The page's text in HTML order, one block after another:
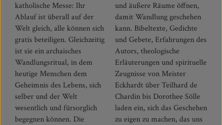
katholische Messe: Ihr
Ablauf ist überall auf der
Welt gleich, alle können sich
gratis beteiligen. Gleichzeitig
ist sie ein archaisches
Wandlungsritual, in dem
heutige Menschen dem
Geheimnis des Lebens, sich
selber und der Welt
wesentlich und fürsorglich
begegnen können. Die
und äußere Räume öffnen,
damit Wandlung geschehen
kann. Bibeltexte, Gedichte
und Gebete, Erfahrungen des
Autors, theologische
Erläuterungen und spirituelle
Zeugnisse von Meister
Eckhardt über Teilhard de
Chardin bis Dorothee Sölle
laden ein, sich das Geschehen
zu eigen zu machen, das uns